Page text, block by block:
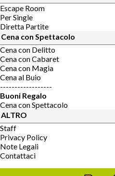
Escape Room
Per Single
Diretta Partite
Cena con Spettacolo
Cena con Delitto
Cena con Cabaret
Cena con Magia
Cena al Buio
------------------
Buoni Regalo
Cena con Spettacolo
ALTRO
Staff
Privacy Policy
Note Legali
Contattaci